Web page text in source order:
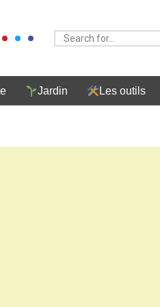
Jardin Les outils